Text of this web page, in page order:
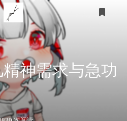
神需求与急功